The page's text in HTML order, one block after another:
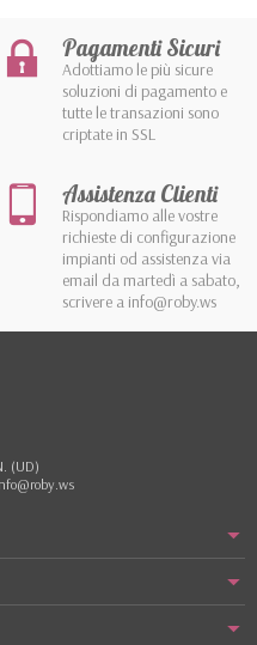
Pagamenti Sicuri
Adottiamo le più sicure
soluzioni di pagamento e
tutte le transazioni sono
criptate in SSL
Assistenza Clienti
Rispondiamo alle vostre
richieste di configurazione
impianti od assistenza via
email da martedì a sabato,
scrivere a info@roby.ws
(UD)